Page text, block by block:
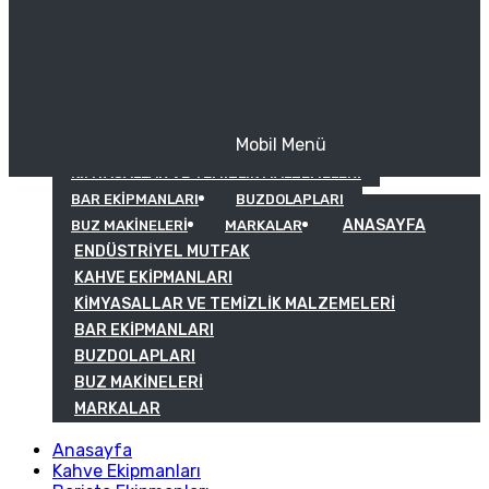
KIMYASALLAR VE TEMIZLIK MALZEMELERI
BAR EKIPMANLARI
BUZDOLAPLARI
BUZ MAKINELERI
MARKALAR
Mobil Menü
ANASAYFA
ENDÜSTRIYEL MUTFAK
KAHVE EKIPMANLARI
KIMYASALLAR VE TEMIZLIK MALZEMELERI
BAR EKIPMANLARI
BUZDOLAPLARI
BUZ MAKINELERI
MARKALAR
Anasayfa
Kahve Ekipmanları